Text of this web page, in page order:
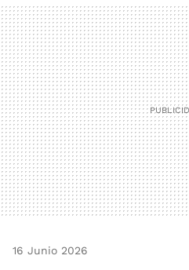
16 Junio 2026